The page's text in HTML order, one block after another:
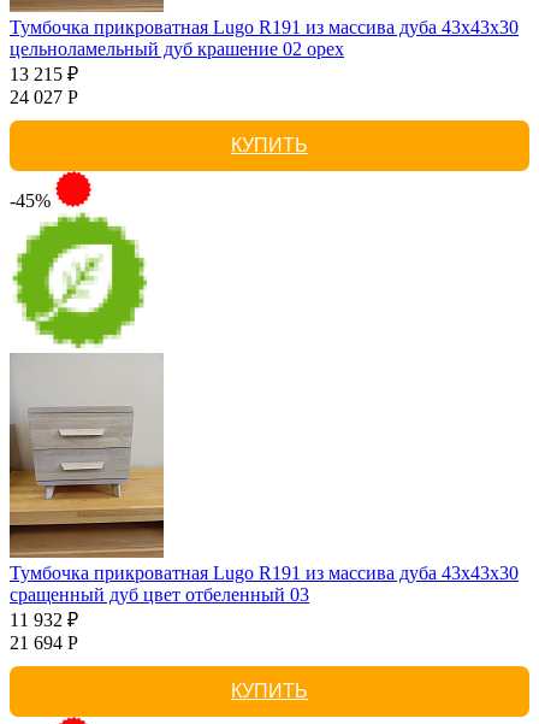
Тумбочка прикроватная Lugo R191 из массива дуба 43х43х30
цельноламельный дуб крашение 02 орех
13 215 ₽
24 027 Р
КУПИТЬ
-45%
Тумбочка прикроватная Lugo R191 из массива дуба 43х43х30
сращенный дуб цвет отбеленный 03
11 932 ₽
21 694 Р
КУПИТЬ